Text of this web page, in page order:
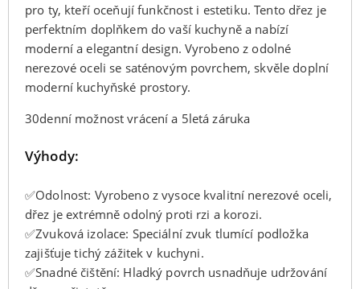
pro ty, kteří oceňují funkčnost i estetiku. Tento dřez je
perfektním doplňkem do vaší kuchyně a nabízí
moderní a elegantní design. Vyrobeno z odolné
nerezové oceli se saténovým povrchem, skvěle doplní
moderní kuchyňské prostory.
30denní možnost vrácení a 5letá záruka
Výhody:
✅Odolnost: Vyrobeno z vysoce kvalitní nerezové oceli,
dřez je extrémně odolný proti rzi a korozi.
✅Zvuková izolace: Speciální zvuk tlumící podložka
zajišťuje tichý zážitek v kuchyni.
✅Snadné čištění: Hladký povrch usnadňuje udržování